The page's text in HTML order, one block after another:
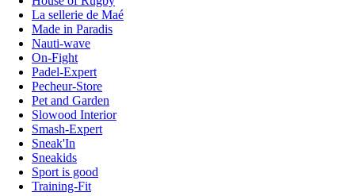
La sellerie de Maé
Made in Paradis
Nauti-wave
On-Fight
Padel-Expert
Pecheur-Store
Pet and Garden
Slowood Interior
Smash-Expert
Sneak'In
Sneakids
Sport is good
Training-Fit